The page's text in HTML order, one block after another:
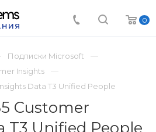
0
Подписки Microsoft
Insights
Data T3 Unified People
Customer
T3 Unified People